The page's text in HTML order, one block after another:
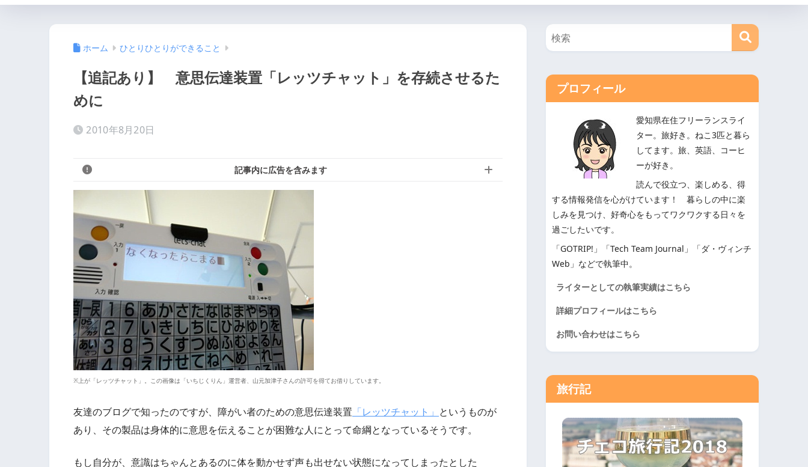
ホーム ひとりひとりができること
【追記あり】 意思伝達装置「レッツチャット」を存続させるた
めに
2010年8月20日
記事内に広告を含みます
※上が「レッツチャット」。この画像は「いちじくりん」運営者、山元加津子さんの許可を得てお借りしています。
友達のブログで知ったのですが、障がい者のための意思伝達装置 「レッツチャット」 というものが
あり、その製品は身体的に意思を伝えることが困難な人にとって命綱となっているそうです。
もし自分が、意識はちゃんとあるのに体を動かせず声も出せない状態になってしまったとした
プロフィール
愛知県在住フリーランスライ
ター。旅好き。ねこ3匹と暮ら
してます。旅、英語、コーヒ
ーが好き。
読んで役立つ、楽しめる、得
する情報発信を心がけています！ 暮らしの中に楽
しみを見つけ、好奇心をもってワクワクする日々を
過ごしたいです。
「GOTRIP!」「Tech Team Journal」「ダ・ヴィンチ
Web」などで執筆中。
ライターとしての執筆実績はこちら
詳細プロフィールはこちら
お問い合わせはこちら
旅行記